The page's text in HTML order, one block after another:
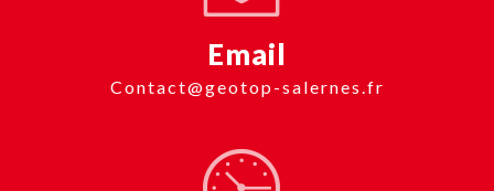
Email
contact@geotop-salernes.fr